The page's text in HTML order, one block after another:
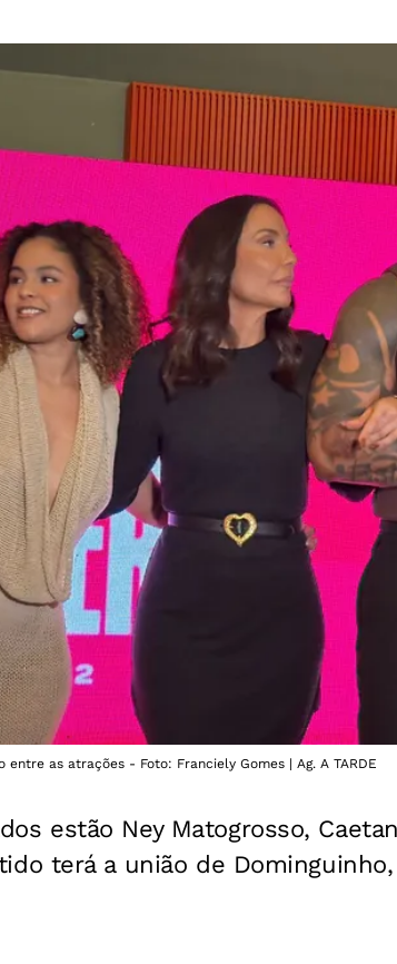
as atrações - Foto: Franciely Gomes | Ag. A TARDE
estão Ney Matogrosso,
terá a união de Dominguinho,